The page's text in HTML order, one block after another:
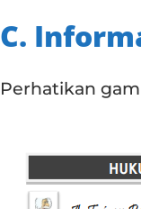
C.
Perhatikan